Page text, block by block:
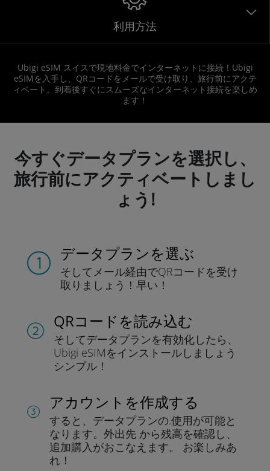
利用方法
Ubigi eSIM スイスで現地料金でインターネットに接続！Ubigi
eSIMを入手し、QRコードをメールで受け取り、旅行前にアクテ
ィベート。到着後すぐにスムーズなインターネット接続を楽しめ
ます！
今すぐデータプランを選択し、
旅行前にアクティベートしまし
ょう!
データプランを選ぶ
そしてメール経由でQRコードを受け
取りましょう！早い！
QRコードを読み込む
そしてデータプランを有効化したら、
Ubigi eSIMをインストールしま しょう
シンプル！
アカウントを作成する
すると、データプランの.使用が可能と
なります。 外出先 から残高を確認し、
追加購入がおこなえます。
お楽しみあ
れ！